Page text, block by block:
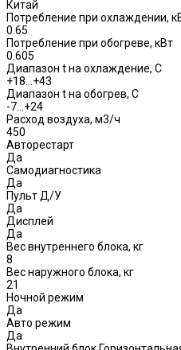
Китай
Потребление при охлаждении,
0.65
Потребление при обогреве, кВт
0.605
Диапазон t на охлаждение, С
+18…+43
Диапазон t на обогрев, С
-7…+24
Расход воздуха, м3/ч
450
Авторестарт
Да
Самодиагностика
Да
Пульт Д/У
Да
Дисплей
Да
Вес внутреннего блока, кг
8
Вес наружного блока, кг
21
Ночной режим
Да
Авто режим
Да